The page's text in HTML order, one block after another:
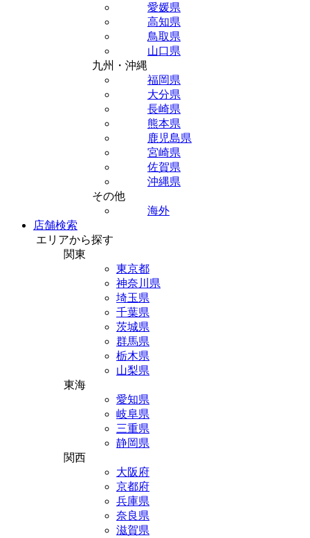
愛媛県
高知県
鳥取県
山口県
九州・沖縄
福岡県
大分県
長崎県
熊本県
鹿児島県
宮崎県
佐賀県
沖縄県
その他
海外
店舗検索
エリアから探す
関東
東京都
神奈川県
埼玉県
千葉県
茨城県
群馬県
栃木県
山梨県
東海
愛知県
岐阜県
三重県
静岡県
関西
大阪府
京都府
兵庫県
奈良県
滋賀県